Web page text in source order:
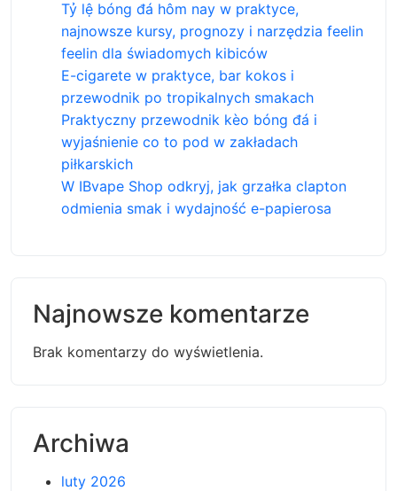
Tỷ lệ bóng đá hôm nay w praktyce,
najnowsze kursy, prognozy i narzędzia feelin
feelin dla świadomych kibiców
E-cigarete w praktyce, bar kokos i
przewodnik po tropikalnych smakach
Praktyczny przewodnik kèo bóng đá i
wyjaśnienie co to pod w zakładach
piłkarskich
W IBvape Shop odkryj, jak grzałka clapton
odmienia smak i wydajność e-papierosa
Najnowsze komentarze
Brak komentarzy do wyświetlenia.
Archiwa
luty 2026